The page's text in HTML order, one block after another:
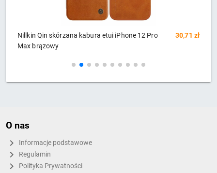
Nillkin Qin skórzana kabura etui iPhone 12 Pro
Max brązowy
30,71 zł
O nas
Informacje podstawowe
Regulamin
Polityka Prywatności